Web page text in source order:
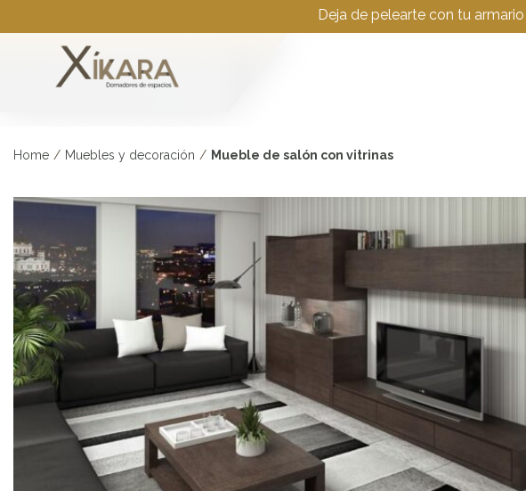
Deja de pelearte con tu
Home / Muebles y decoración / Mueble de salón con vitrinas